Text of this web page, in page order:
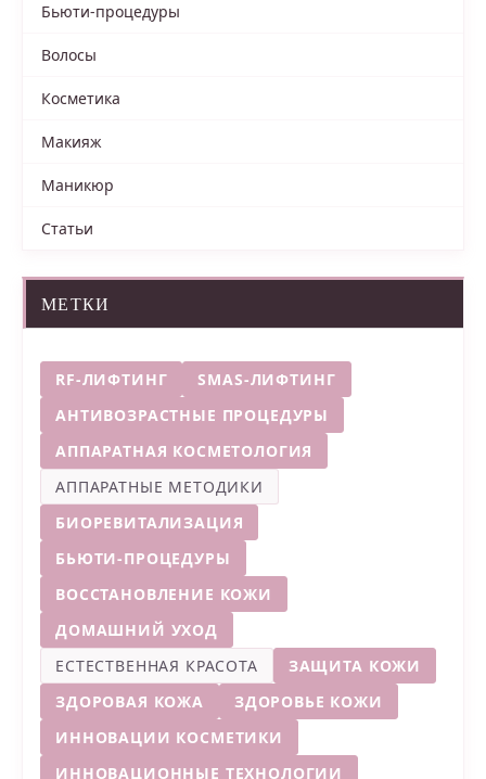
Бьюти-процедуры
Волосы
Косметика
Макияж
Маникюр
Статьи
МЕТКИ
RF-ЛИФТИНГ
SMAS-ЛИФТИНГ
АНТИВОЗРАСТНЫЕ ПРОЦЕДУРЫ
АППАРАТНАЯ КОСМЕТОЛОГИЯ
АППАРАТНЫЕ МЕТОДИКИ
БИОРЕВИТАЛИЗАЦИЯ
БЬЮТИ-ПРОЦЕДУРЫ
ВОССТАНОВЛЕНИЕ КОЖИ
ДОМАШНИЙ УХОД
ЕСТЕСТВЕННАЯ КРАСОТА
ЗАЩИТА КОЖИ
ЗДОРОВАЯ КОЖА
ЗДОРОВЬЕ КОЖИ
ИННОВАЦИИ КОСМЕТИКИ
ИННОВАЦИОННЫЕ ТЕХНОЛОГИИ